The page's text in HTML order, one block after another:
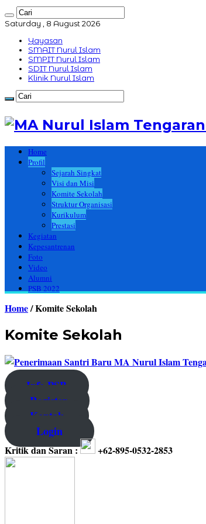
Saturday , 8 August 2026
Yayasan
SMAIT Nurul Islam
SMPIT Nurul Islam
SDIT Nurul Islam
Klinik Nurul Islam
Home
Profil
Sejarah Singkat
Visi dan Misi
Komite Sekolah
Struktur Organisasi
Kurikulum
Prestasi
Kegiatan
Kepesantrenan
Foto
Video
Alumni
PSB 2022
Home/Komite Sekolah
Komite Sekolah
Info PSB
Register
Kontak
Login
Kritik dan Saran : +62-895-0532-2853